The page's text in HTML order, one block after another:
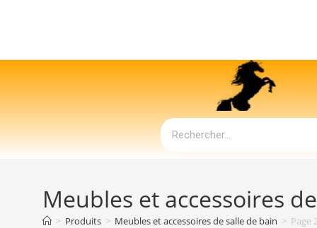
Meubles et accessoires
> Produits > Meubles et accessoires de salle de bain > Page